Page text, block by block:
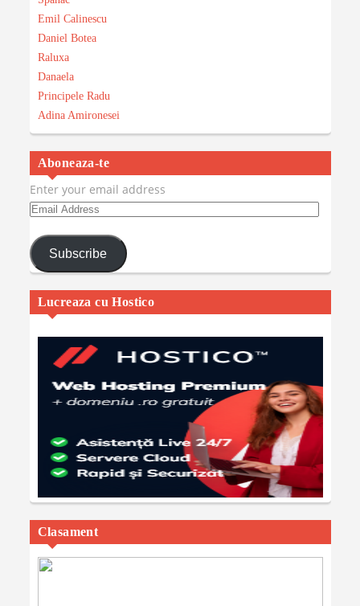
Emil Calinescu
Daniel Botea
Raluxa
Danaela
Principele Radu
Adina Amironesei
Aboneaza-te
Enter your email address
Email
Subscribe
Lucreaza cu Hostico
Clasament